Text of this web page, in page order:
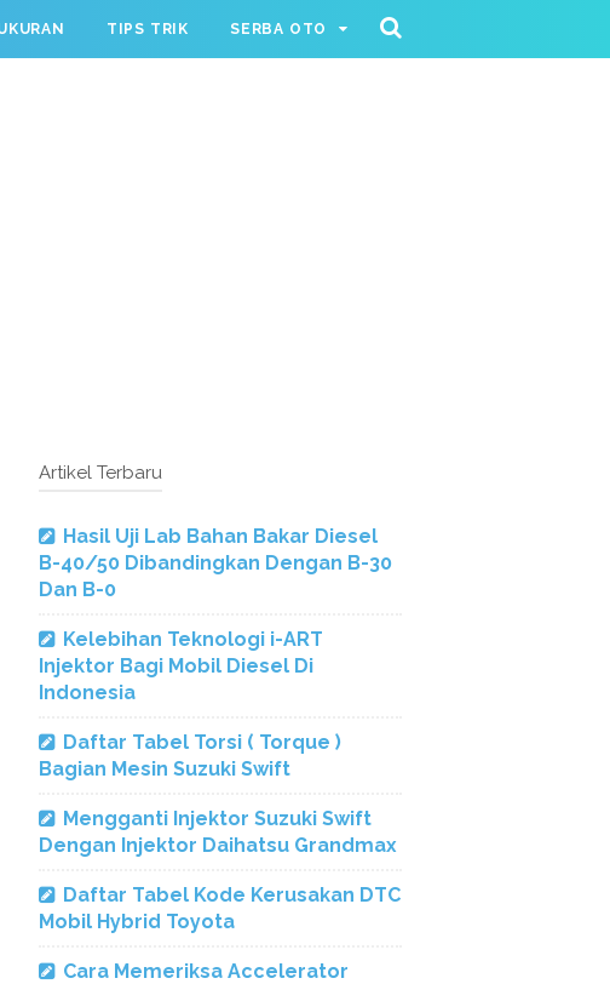
TIPS TRIK SERBA OTO
Artikel Terbaru
Hasil Uji Lab Bahan Bakar Diesel
B-40/50 Dibandingkan Dengan B-30
Dan B-0
Kelebihan Teknologi i-ART
Injektor Bagi Mobil Diesel Di
Indonesia
Daftar Tabel Torsi ( Torque )
Bagian Mesin Suzuki Swift
Mengganti Injektor Suzuki Swift
Dengan Injektor Daihatsu Grandmax
Daftar Tabel Kode Kerusakan DTC
Mobil Hybrid Toyota
Cara Memeriksa Accelerator